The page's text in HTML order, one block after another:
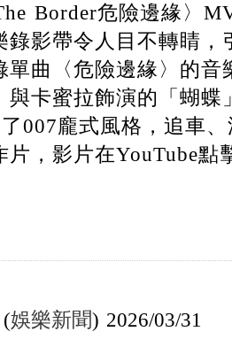
Border危險邊緣〉
錄影帶令人目不轉睛
單曲〈危險邊緣〉的
與卡蜜拉飾演的「蝴蝶
007龐式風格，追車
片，影片在YouTube點
(娛樂新聞) 2026/03/31